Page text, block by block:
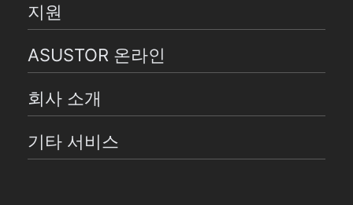
지원
ASUSTOR 온라인
회사 소개
기타 서비스